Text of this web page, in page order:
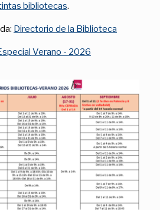
bibliotecas.
Directorio de la Biblioteca
Verano - 2026